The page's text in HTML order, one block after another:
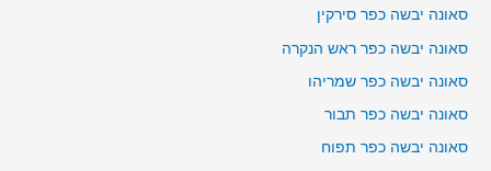
סאונה יבשה כפר סירקין
סאונה יבשה כפר ראש הנקרה
סאונה יבשה כפר שמריהו
סאונה יבשה כפר תבור
סאונה יבשה כפר תפוח